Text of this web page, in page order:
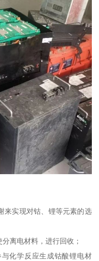
来实现对钴、锂等元素的选
离电材料，进行回收；
化学反应生成钴酸锂电材